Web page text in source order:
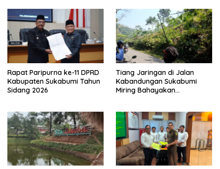
Rapat Paripurna ke-11 DPRD
Kabupaten Sukabumi Tahun
Sidang 2026
Tiang Jaringan di Jalan
Kabandungan Sukabumi
Miring Bahayakan